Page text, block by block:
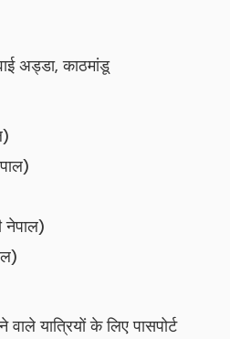
अड्डा, काठमांडू
नेपाल)
यात्रियों के लिए पासपोर्ट